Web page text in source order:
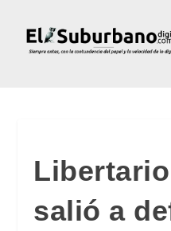
salió a